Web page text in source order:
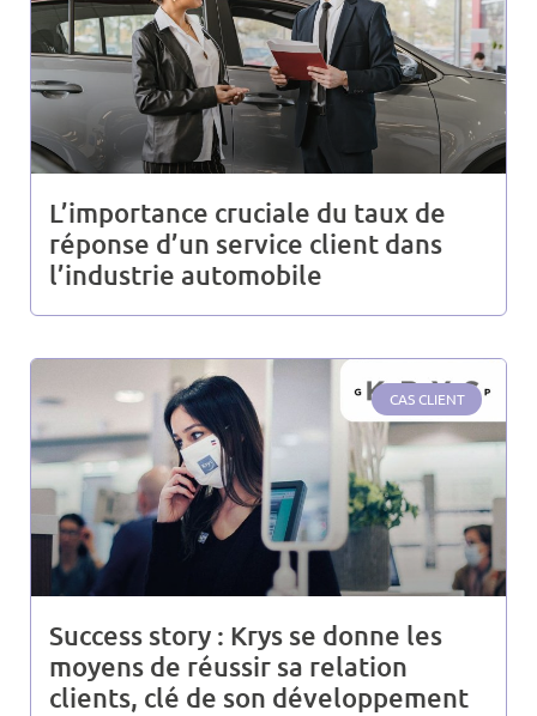
L’importance cruciale du taux de
réponse d’un service client dans
l’industrie automobile
CAS CLIENT
Success story : Krys se donne les
moyens de réussir sa relation
clients, clé de son développement